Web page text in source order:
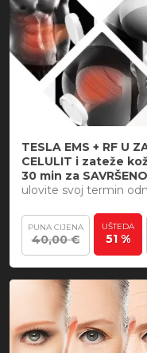
TESLA EMS + RF U
CELULIT i zateže
30 min za
ulovite svoj termin
PUNA CIJENA
40,00 €
UŠTEDA
51 %